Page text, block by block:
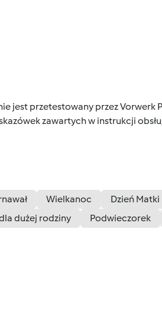
jest przetestowany przez
zawartych w instrukcji
Wielkanoc Dzień Matki
dużej rodziny Podwieczorek